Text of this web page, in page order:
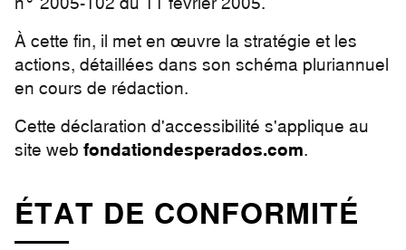
À cette fin, il met en œuvre la stratégie et les
actions, détaillées dans son schéma pluriannuel
en cours de rédaction.
Cette déclaration d'accessibilité s'applique au
site web fondationdesperados.com.
ÉTAT DE CONFORMITÉ